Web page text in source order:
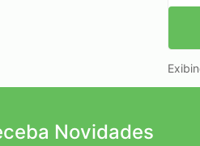
Novidades